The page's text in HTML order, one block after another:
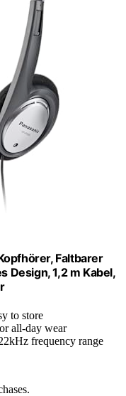
Faltbarer
Design, 1,2 m Kabel,
to store
all-day wear
frequency range